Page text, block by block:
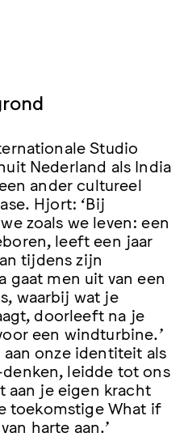
Studio
Nederland als India
ander cultureel
Hjort: ‘Bij
zoals we leven: een
leeft een jaar
tijdens zijn
gaat men uit van een
waarbij wat je
doorleeft na je
een windturbine.’
aan onze identiteit als
leidde tot ons
aan je eigen kracht
toekomstige What if
harte aan.’